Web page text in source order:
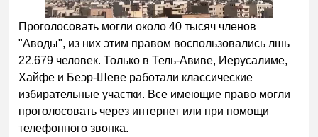
Проголосовать могли около 40 тысяч членов
"Аводы", из них этим правом воспользовались лшь
22.679 человек. Только в Тель-Авиве, Иерусалиме,
Хайфе и Беэр-Шеве работали классические
избирательные участки. Все имеющие право могли
проголосовать через интернет или при помощи
телефонного звонка.